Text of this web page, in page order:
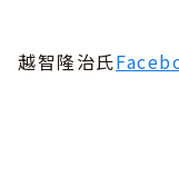
越智隆治氏